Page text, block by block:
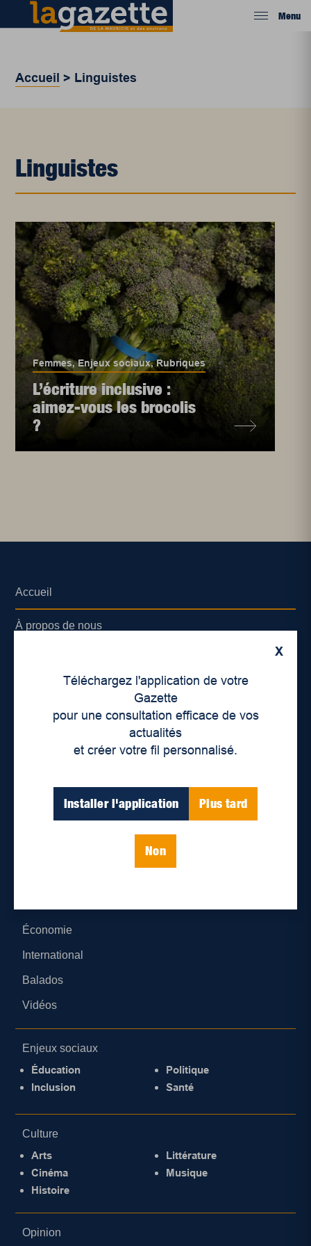
Menu
Accueil > Linguistes
Linguistes
Femmes,Enjeux sociaux,Rubriques
L’écriture inclusive :
aimez-vous les brocolis
?
X
Téléchargez l'application de votre
Gazette
pour une consultation efficace de vos
actualités
et créer votre fil personnalisé.
Installer l'application Plus tard
Non
Accueil
À propos de nous
Lieux de distribution
Économie
International
Balados
Vidéos
Enjeux sociaux
Éducation
Inclusion
Politique
Santé
Culture
Arts
Cinéma
Histoire
Littérature
Musique
Opinion